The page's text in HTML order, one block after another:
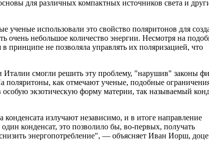
для различных компактных источников света и
ученые использовали это свойство поляритонов для
очень небольшое количество энергии. Несмотря на
принципе не позволяла управлять их поляризацией, что
смогли решить эту проблему, "нарушив" законы
поляритоны, как отмечают ученые, подобные
экзотическую форму материи, так называемый
излучают независимо, и в итоге направление
конденсат, это позволило бы, во-первых, получать
энергопотребление", — объясняет Иван Иорш,